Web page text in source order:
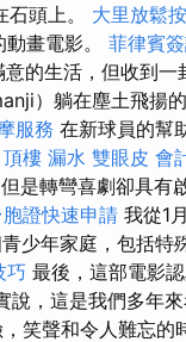
頭上。 大里放鬆
畫電影。 菲律賓
的生活，但收到一
）躺在塵土飛揚
服務 在新球員的幫
頂樓 漏水 雙眼皮 會
是轉彎喜劇卻具有
證快速申請 我從1
少年家庭，包括特
巧 最後，這部電影
，這是我們多年
笑聲和令人難忘的